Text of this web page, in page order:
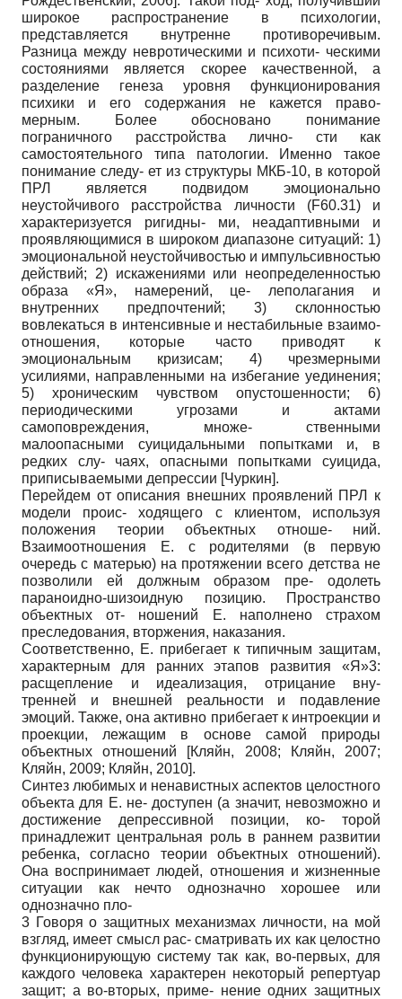
широкое распространение в психологии,
представляется внутренне противоречивым.
Разница между невротическими и психоти- ческими
состояниями является скорее качественной, а
разделение генеза уровня функционирования
психики и его содержания не кажется право-
мерным. Более обосновано понимание
пограничного расстройства лично- сти как
самостоятельного типа патологии. Именно такое
понимание следу- ет из структуры МКБ-10, в которой
ПРЛ является подвидом эмоционально
неустойчивого расстройства личности (F60.31) и
характеризуется ригидны- ми, неадаптивными и
проявляющимися в широком диапазоне ситуаций: 1)
эмоциональной неустойчивостью и импульсивностью
действий; 2) искажениями или неопределенностью
образа «Я», намерений, це- леполагания и
внутренних предпочтений; 3) склонностью
вовлекаться в интенсивные и нестабильные взаимо-
отношения, которые часто приводят к
эмоциональным кризисам; 4) чрезмерными
усилиями, направленными на избегание уединения;
5) хроническим чувством опустошенности; 6)
периодическими угрозами и актами
самоповреждения, множе- ственными
малоопасными суицидальными попытками и, в
редких слу- чаях, опасными попытками суицида,
приписываемыми депрессии [Чуркин].
Перейдем от описания внешних проявлений ПРЛ к
модели проис- ходящего с клиентом, используя
положения теории объектных отноше- ний.
Взаимоотношения Е. с родителями (в первую
очередь с матерью) на протяжении всего детства не
позволили ей должным образом пре- одолеть
параноидно-шизоидную позицию. Пространство
объектных от- ношений Е. наполнено страхом
преследования, вторжения, наказания.
Соответственно, Е. прибегает к типичным защитам,
характерным для ранних этапов развития «Я»3:
расщепление и идеализация, отрицание вну-
тренней и внешней реальности и подавление
эмоций. Также, она активно прибегает к интроекции и
проекции, лежащим в основе самой природы
объектных отношений [Кляйн, 2008; Кляйн, 2007;
Кляйн, 2009; Кляйн, 2010].
Синтез любимых и ненавистных аспектов целостного
объекта для Е. не- доступен (а значит, невозможно и
достижение депрессивной позиции, ко- торой
принадлежит центральная роль в раннем развитии
ребенка, согласно теории объектных отношений).
Она воспринимает людей, отношения и жизненные
ситуации как нечто однозначно хорошее или
однозначно пло-
3 Говоря о защитных механизмах личности, на мой
взгляд, имеет смысл рас- сматривать их как целостно
функционирующую систему так как, во-первых, для
каждого человека характерен некоторый репертуар
защит; а во-вторых, приме- нение одних защитных